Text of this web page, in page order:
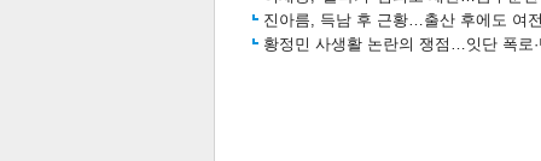
진아름, 득남 후 근황…출산 후에도 여
황정민 사생활 논란의 쟁점…잇단 폭로